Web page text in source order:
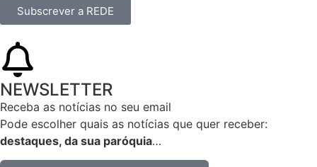
Subscrever a REDE
NEWSLETTER
Receba as notícias no seu email​
Pode escolher quais as notícias que quer receber:
destaques, da sua paróquia…